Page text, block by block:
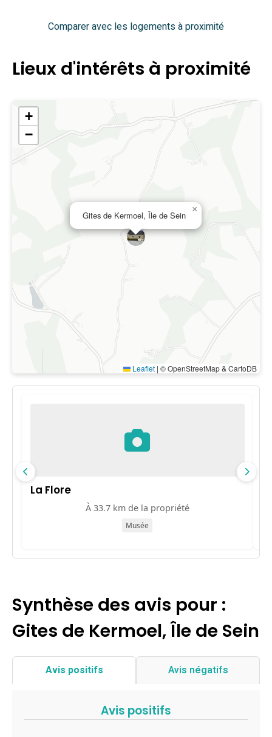
Comparer avec les logements à proximité
Lieux d'intérêts à proximité
Gites de Kermoel, Île de Sein
×
+
−
Leaflet | © OpenStreetMap & CartoDB
La Flore
À 33.7 km de la propriété
Musée
Synthèse des avis pour :
Gites de Kermoel, Île de Sein
Avis positifs Avis négatifs
Avis positifs